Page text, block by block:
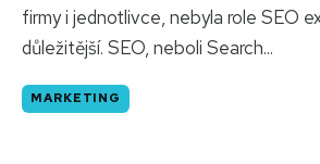
firmy i jednotlivce, nebyla role SEO
důležitější. SEO, neboli Search...
MARKETING